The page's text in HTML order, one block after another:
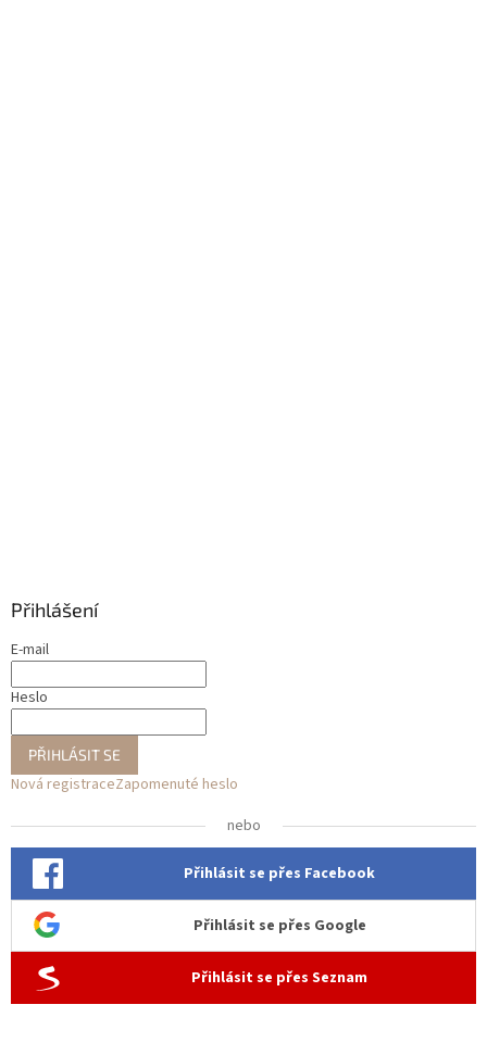
Přihlášení
E-mail
Heslo
PŘIHLÁSIT SE
Nová registraceZapomenuté heslo
nebo
Přihlásit se přes Facebook
Přihlásit se přes Google
Přihlásit se přes Seznam